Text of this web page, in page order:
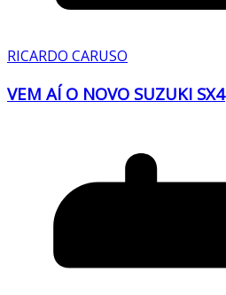
RICARDO CARUSO
VEM AÍ O NOVO SUZUKI SX4